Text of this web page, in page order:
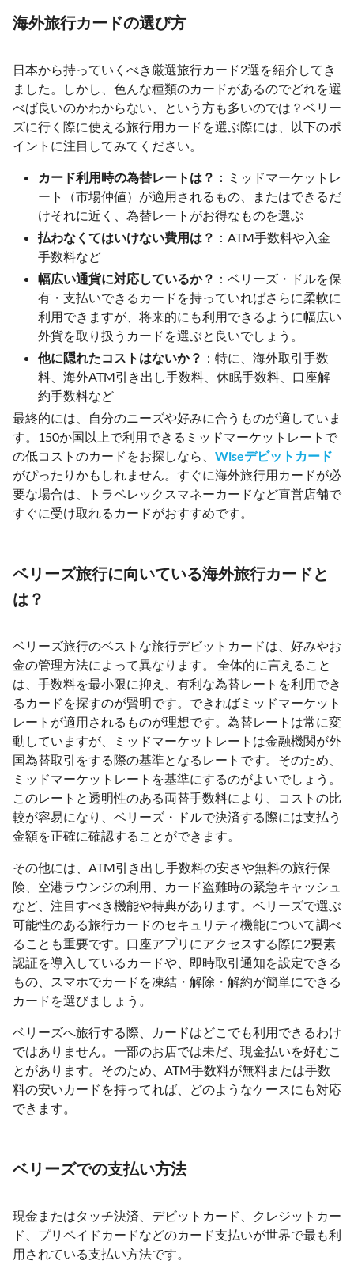
海外旅行カードの選び方
日本から持っていくべき厳選旅行カード2選を紹介してき
ました。しかし、色んな種類のカードがあるのでどれを選
べば良いのかわからない、という方も多いのでは？ベリー
ズに行く際に使える旅行用カードを選ぶ際には、以下のポ
イントに注目してみてください。
カード利用時の為替レートは？ ：ミッドマーケットレ
ート（市場仲値）が適用されるもの、またはできるだ
けそれに近く、為替レートがお得なものを選ぶ
払わなくてはいけない費用は？ ：ATM手数料や入金
手数料など
幅広い通貨に対応しているか？ ：ベリーズ・ドルを保
有・支払いできるカードを持っていればさらに柔軟に
利用できますが、将来的にも利用できるように幅広い
外貨を取り扱うカードを選ぶと良いでしょう。
他に隠れたコストはないか？ ：特に、海外取引手数
料、海外ATM引き出し手数料、休眠手数料、口座解
約手数料など
最終的には、自分のニーズや好みに合うものが適していま
す。150か国以上で利用できるミッドマーケットレートで
の低コストのカードをお探しなら、 Wiseデビットカード
がぴったりかもしれません。すぐに海外旅行用カードが必
要な場合は、トラベレックスマネーカードなど直営店舗で
すぐに受け取れるカードがおすすめです。
ベリーズ旅行に向いている海外旅行カードと
は？
ベリーズ旅行のベストな旅行デビットカードは、好みやお
金の管理方法によって異なります。 全体的に言えること
は、手数料を最小限に抑え、有利な為替レートを利用でき
るカードを探すのが賢明です。できればミッドマーケット
レートが適用されるものが理想です。為替レートは常に変
動していますが、ミッドマーケットレートは金融機関が外
国為替取引をする際の基準となるレートです。そのため、
ミッドマーケットレートを基準にするのがよいでしょう。
このレートと透明性のある両替手数料により、コストの比
較が容易になり、ベリーズ・ドルで決済する際には支払う
金額を正確に確認することができます。
その他には、ATM引き出し手数料の安さや無料の旅行保
険、空港ラウンジの利用、カード盗難時の緊急キャッシュ
など、注目すべき機能や特典があります。ベリーズで選ぶ
可能性のある旅行カードのセキュリティ機能について調べ
ることも重要です。口座アプリにアクセスする際に2要素
認証を導入しているカードや、即時取引通知を設定できる
もの、スマホでカードを凍結・解除・解約が簡単にできる
カードを選びましょう。
ベリーズへ旅行する際、カードはどこでも利用できるわけ
ではありません。一部のお店では未だ、現金払いを好むこ
とがあります。そのため、ATM手数料が無料または手数
料の安いカードを持ってれば、どのようなケースにも対応
できます。
ベリーズでの支払い方法
現金またはタッチ決済、デビットカード、クレジットカー
ド、プリペイドカードなどのカード支払いが世界で最も利
用されている支払い方法です。